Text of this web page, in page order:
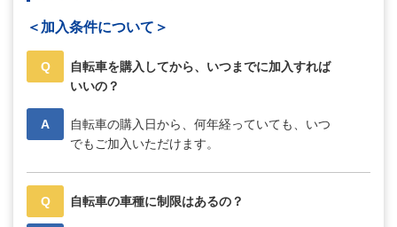
＜加入条件について＞
Q
自転車を購入してから、いつまでに加入すれば
いいの？
A
自転車の購入日から、何年経っていても、いつ
でもご加入いただけます。
Q 自転車の車種に制限はあるの？